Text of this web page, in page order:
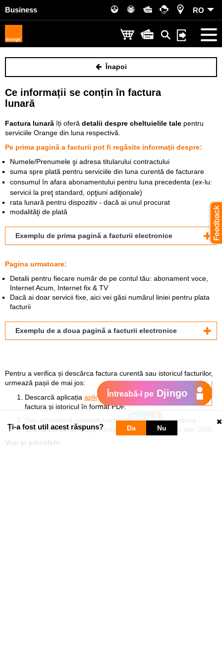
Business RO
Înapoi
Ce informații se conțin în factura
lunară
Factura lunarăîți oferă detalii despre cheltuielile tale pentru
serviciile Orange din luna respectivă.
Pe prima pagină a facturii pot fi regăsite informaţii despre:
Numele/Prenumele şi adresa titularului contractului
suma spre plată pentru serviciile din luna curentă de facturare
consumul în afara abonamentului pentru luna precedenta (ex-lu:
servicii la preţ standard, opţiuni adiţionale)
rata lunară pentru dispozitiv - dacă ai unul procurat
modalităţi de plată
Exemplu de prima pagină a facturii electronice
Pagina urmatoare:
Detalii pentru fiecare număr de pe contul tău: abonament voce,
Internet Acum, Internet fix & TV
Dacă ai doar servicii fixe, aici vei găsi numărul liniei pentru plata
facturii
Exemplu de a doua pagină a facturii electronice
Pentru a verifica și descărca factura curentă sau istoricul facturilor,
urmează pașii de mai jos:
Descarcă aplicația aplicația My Orange și vizualizează
factura și istoricul în format PDF.
Sau accesează asistentul virtual
→ rubrica
Starea contului, după introducerea codului primit prin SMS.
Vezi şi articolele:
Ți-a fost util acest răspuns? Da Nu
Întreabă-l pe Djingo